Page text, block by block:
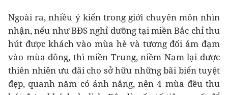
Ngoài ra, nhiều ý kiến trong giới chuyên môn nhìn
nhận, nếu như BĐS nghỉ dưỡng tại miền Bắc chỉ thu
hút được khách vào mùa hè và tương đối ảm đạm
vào mùa đông, thì miền Trung, niềm Nam lại được
thiên nhiên ưu đãi cho sở hữu những bãi biển tuyệt
đẹp, quanh năm có ánh nắng, nên 4 mùa đều thu